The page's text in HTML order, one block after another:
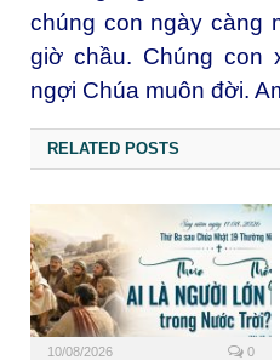
chúng con ngày càng
giờ chầu. Chúng con
ngợi Chúa muôn đời.
RELATED POSTS
10/08/2026 0